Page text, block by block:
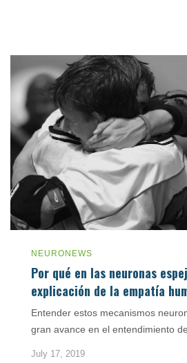
NEURONEWS
Por qué en las neuronas
explicación de la empatía
Entender estos mecanismos
gran avance en el entendimiento
July 17, 2019